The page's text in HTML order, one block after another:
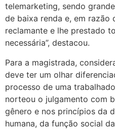
telemarketing, sendo
de baixa renda e, em razão
reclamante e lhe prestado
necessária”, destacou.
Para a magistrada,
deve ter um olhar
processo de uma
norteou o julgamento com
gênero e nos princípios da
humana, da função social